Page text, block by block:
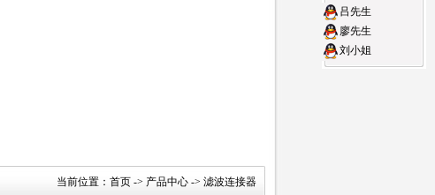
吕先生
廖先生
刘小姐
当前位置： 首页 -> 产品中心 -> 滤波连接器